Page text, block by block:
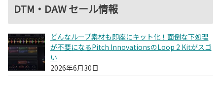
DTM・DAW セール情報
どんなループ素材も即座にキット化！面倒な下処理
が不要になるPitch InnovationsのLoop 2 Kitがスゴ
い
2026年6月30日